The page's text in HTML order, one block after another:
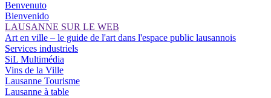
Benvenuto
Bienvenido
LAUSANNE SUR LE WEB
Art en ville – le guide de l'art dans l'espace public lausannois
Services industriels
SiL Multimédia
Vins de la Ville
Lausanne Tourisme
Lausanne à table